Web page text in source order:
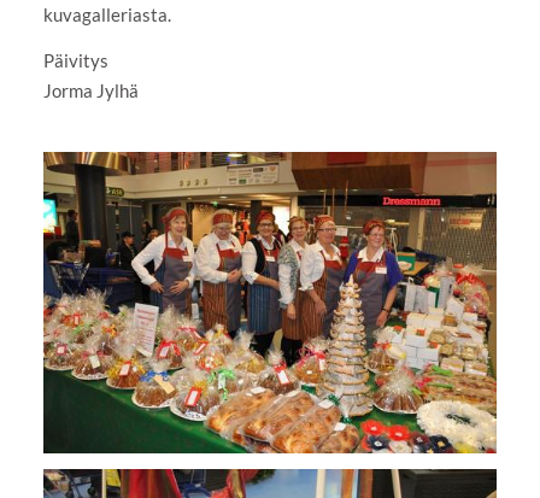
kuvagalleriasta.
Päivitys
Jorma Jylhä